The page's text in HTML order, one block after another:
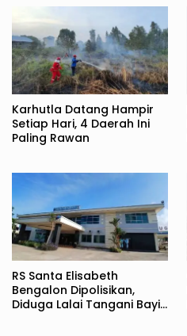
Karhutla Datang Hampir
Setiap Hari, 4 Daerah Ini
Paling Rawan
RS Santa Elisabeth
Bengalon Dipolisikan,
Diduga Lalai Tangani Bayi